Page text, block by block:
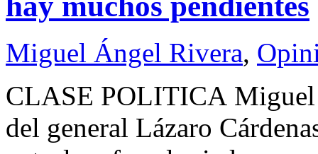
Miguel Ángel Rivera,
CLASE POLITICA
del general Lázaro